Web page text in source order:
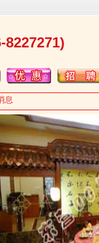
8227271)
息